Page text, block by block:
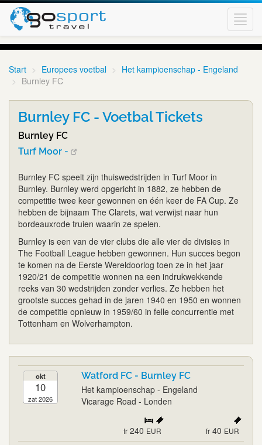
Start Europees voetbal
Het kampioenschap - Engeland
Burnley FC
Burnley FC - Voetbal Tickets
Burnley FC
Turf Moor -
Burnley FC speelt zijn thuiswedstrijden in Turf Moor in
Burnley. Burnley werd opgericht in 1882, ze hebben de
competitie twee keer gewonnen en één keer de FA Cup. Ze
hebben de bijnaam The Clarets, wat verwijst naar hun
bordeauxrode truien waarin ze spelen.
Burnley is een van de vier clubs die alle vier de divisies in
The Football League hebben gewonnen. Hun succes begon
te komen na de Eerste Wereldoorlog toen ze in het jaar
1920/21 de competitie wonnen na een indrukwekkende
reeks van 30 wedstrijden zonder verlies. Ze hebben het
grootste succes gehad in de jaren 1940 en 1950 en wonnen
de competitie opnieuw in 1959/60 in felle concurrentie met
Tottenham en Wolverhampton.
okt
10
zat 2026
Watford FC - Burnley FC
Het kampioenschap - Engeland
Vicarage Road - Londen
fr 240 EUR fr 40 EUR